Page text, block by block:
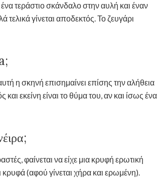
τεράστιο σκάνδαλο στην αυλή και έναν
γίνεται αποδεκτός. Το ζευγάρι
η σκηνή επισημαίνει επίσης την αλήθεια
εκείνη είναι το θύμα του, αν και ίσως ένα
φαίνεται να είχε μια κρυφή ερωτική
κρυφά (αφού γίνεται χήρα και ερωμένη).